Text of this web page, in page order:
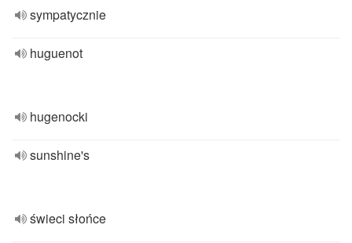
sympatycznie
huguenot
hugenocki
sunshine's
świeci słońce